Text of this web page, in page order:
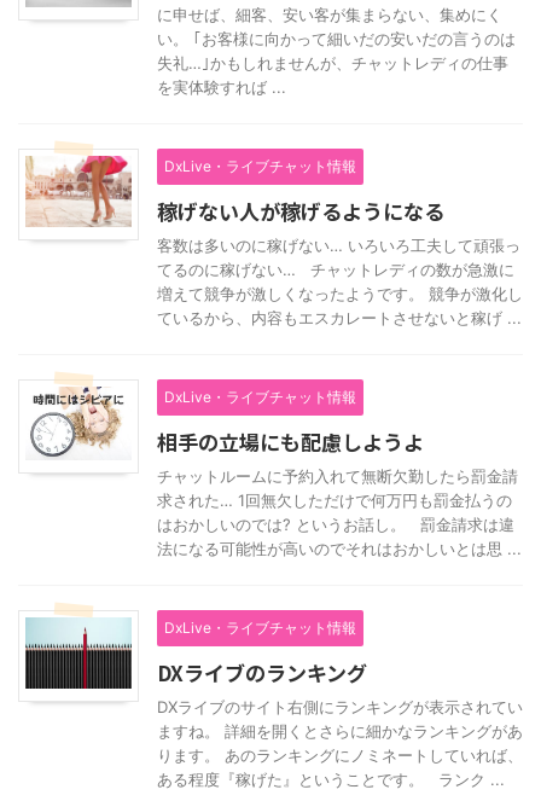
に申せば、細客、安い客が集まらない、集めにく
い。 ｢お客様に向かって細いだの安いだの言うのは
失礼…｣かもしれませんが、チャットレディの仕事
を実体験すれば ...
DxLive・ライブチャット情報
稼げない人が稼げるようになる
客数は多いのに稼げない… いろいろ工夫して頑張っ
てるのに稼げない… チャットレディの数が急激に
増えて競争が激しくなったようです。 競争が激化し
ているから、内容もエスカレートさせないと稼げ ...
DxLive・ライブチャット情報
相手の立場にも配慮しようよ
チャットルームに予約入れて無断欠勤したら罰金請
求された… 1回無欠しただけで何万円も罰金払うの
はおかしいのでは? というお話し。 罰金請求は違
法になる可能性が高いのでそれはおかしいとは思 ...
DxLive・ライブチャット情報
DXライブのランキング
DXライブのサイト右側にランキングが表示されてい
ますね。 詳細を開くとさらに細かなランキングがあ
ります。 あのランキングにノミネートしていれば、
ある程度『稼げた』ということです。 ランク ...